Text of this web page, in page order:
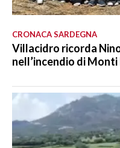
CRONACA SARDEGNA
Villacidro ricorda
nell’incendio di Monti